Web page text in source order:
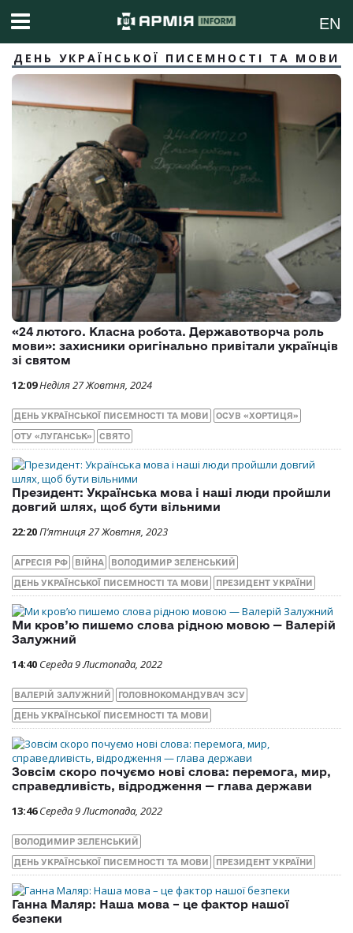
EN
ДЕНЬ УКРАЇНСЬКОЇ ПИСЕМНОСТІ ТА МОВИ
«24 лютого. Класна робота. Державотворча роль
мови»: захисники оригінально привітали українців
зі святом
12:09Неділя 27 Жовтня, 2024
ДЕНЬ УКРАЇНСЬКОЇ ПИСЕМНОСТІ ТА МОВИ ОСУВ «ХОРТИЦЯ»
ОТУ «ЛУГАНСЬК» СВЯТО
Президент: Українська мова і наші люди пройшли
довгий шлях, щоб бути вільними
22:20П’ятниця 27 Жовтня, 2023
АГРЕСІЯ РФ ВІЙНА ВОЛОДИМИР ЗЕЛЕНСЬКИЙ
ДЕНЬ УКРАЇНСЬКОЇ ПИСЕМНОСТІ ТА МОВИ ПРЕЗИДЕНТ УКРАЇНИ
Ми кров’ю пишемо слова рідною мовою — Валерій
Залужний
14:40 Середа 9 Листопада, 2022
ВАЛЕРІЙ ЗАЛУЖНИЙ ГОЛОВНОКОМАНДУВАЧ ЗСУ
ДЕНЬ УКРАЇНСЬКОЇ ПИСЕМНОСТІ ТА МОВИ
Зовсім скоро почуємо нові слова: перемога, мир,
справедливість, відродження — глава держави
13:46 Середа 9 Листопада, 2022
ВОЛОДИМИР ЗЕЛЕНСЬКИЙ
ДЕНЬ УКРАЇНСЬКОЇ ПИСЕМНОСТІ ТА МОВИ ПРЕЗИДЕНТ УКРАЇНИ
Ганна Маляр: Наша мова – це фактор нашої
безпеки